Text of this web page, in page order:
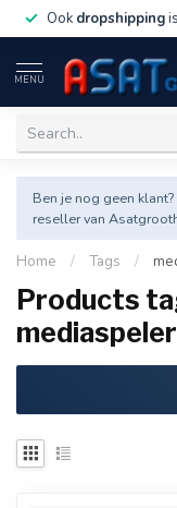
Ook dropshipping
MENU
Ben je nog geen
reseller van
Home / Tags /
Products